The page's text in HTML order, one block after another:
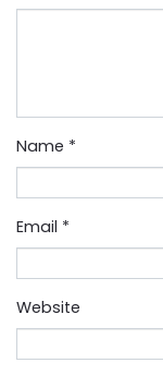
Name *
Email *
Website